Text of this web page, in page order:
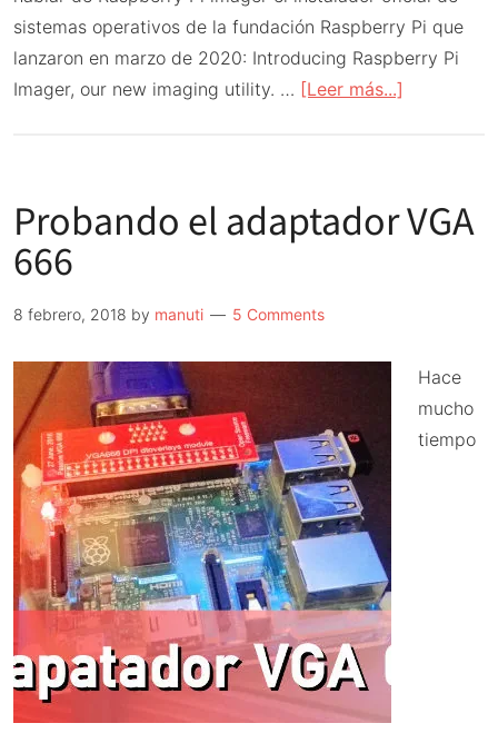
sistemas operativos de la fundación Raspberry Pi que
lanzaron en marzo de 2020: Introducing Raspberry Pi
Imager, our new imaging utility. … [Leer más...]
imager
operativos
Probando el adaptador VGA
666
8 febrero, 2018 by manuti 5 Comments
Hace
mucho
tiempo